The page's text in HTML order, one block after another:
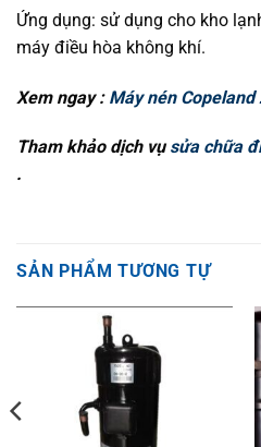
Ứng dụng: sử dụng cho kho
máy điều hòa không khí.
Xem ngay : Máy nén Copeland
Tham khảo dịch vụ sửa chữa
.
SẢN PHẨM TƯƠNG TỰ